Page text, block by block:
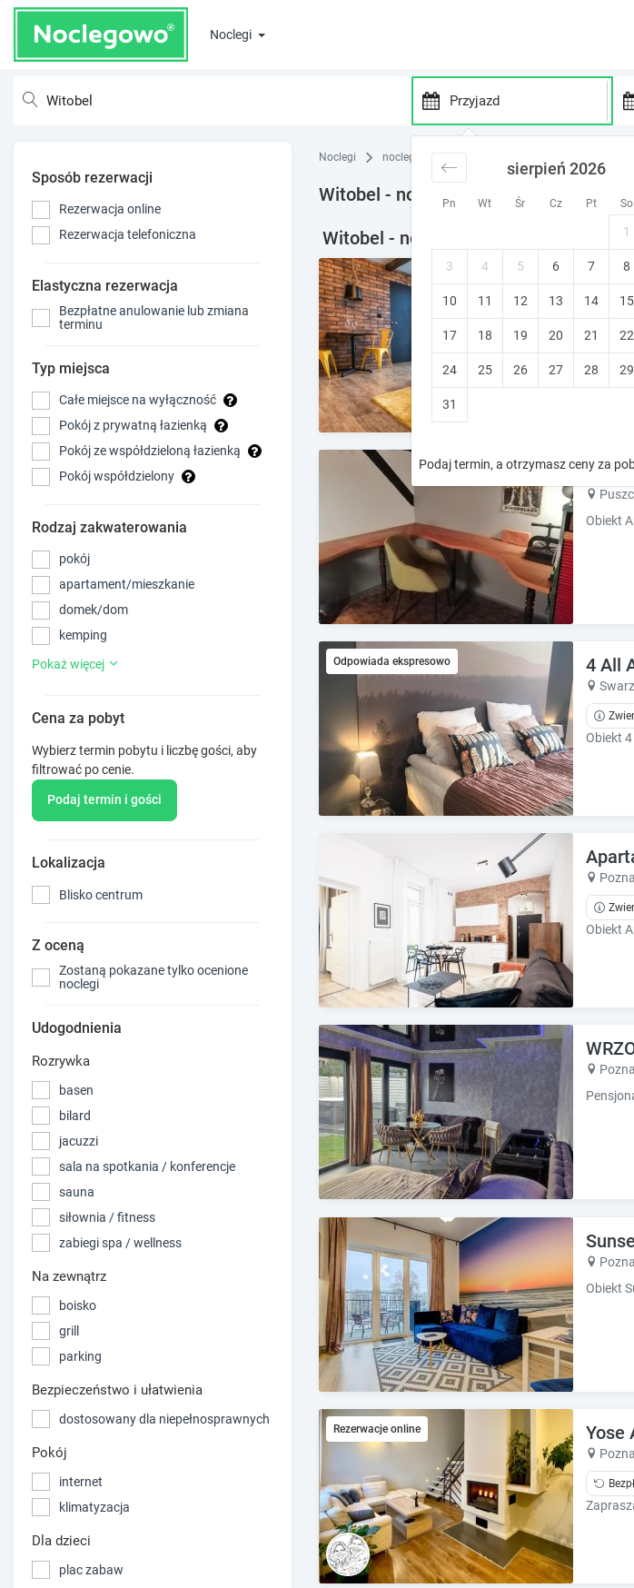
Noclegi
P
e
s
s
d
o
w
n
r
e
o
i
n
t
r
a
c
i
t
h
t
h
e
a
r
a
n
d
s
e
l
e
c
t
a
d
a
t
e
r
e
s
s
t
h
e
e
s
t
i
o
n
m
Pn Wt Śr Cz Pt So
sierpień 2026
1
3 4 5 6 7 8
10 11 12 13 14 15
17 18 19 20 21 22
24 25 26 27 28 29
31
Podaj termin, a otrzymasz ceny za
Sposób rezerwacji
Rezerwacja online
Rezerwacja telefoniczna
Elastyczna rezerwacja
Bezpłatne anulowanie lub zmiana
terminu
Typ miejsca
Całe miejsce na wyłączność
Pokój z prywatną łazienką
Pokój ze współdzieloną łazienką
Pokój współdzielony
Rodzaj zakwaterowania
pokój
apartament/mieszkanie
domek/dom
kemping
Pokaż więcej
Cena za pobyt
Wybierz termin pobytu i liczbę gości, aby
filtrować po cenie.
Podaj termin i gości
Lokalizacja
Blisko centrum
Z oceną
Zostaną pokazane tylko ocenione
noclegi
Udogodnienia
Rozrywka
basen
bilard
jacuzzi
sala na spotkania / konferencje
sauna
siłownia / fitness
zabiegi spa / wellness
Na zewnątrz
boisko
grill
parking
Bezpieczeństwo i ułatwienia
dostosowany dla niepełnosprawnych
Pokój
internet
klimatyzacja
Dla dzieci
plac zabaw
Noclegi noclegi wielkopolskie
Witobel - noclegi
Witobel - noclegi w okolicy
Art
Odpowiada ekspresowo 4 All
Rezerwacje online Yose